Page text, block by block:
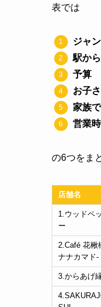
表では
ジャ
駅か
予算
お子
家族
営業
の6つをま
店舗名
1.ウッドペ
ー
2.Café 花楸
ナナカマド-
3.からあげ